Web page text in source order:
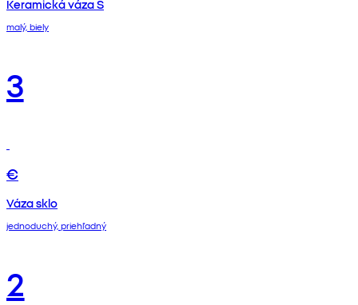
Keramická váza S
malý, biely
3
€
Váza sklo
jednoduchý, priehľadný
2